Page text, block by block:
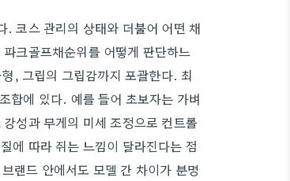
. 코스 관리의 상태와 더불어 어떤 채
크골프채순위를 어떻게 판단하느
, 그립의 그립감까지 포괄한다. 최
합에 있다. 예를 들어 초보자는 가벼
성과 무게의 미세 조정으로 컨트롤
에 따라 쥐는 느낌이 달라진다는 점
랜드 안에서도 모델 간 차이가 분명